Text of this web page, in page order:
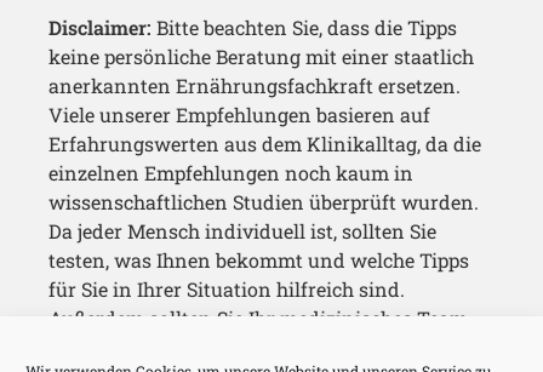
Disclaimer: Bitte beachten Sie, dass die Tipps
keine persönliche Beratung mit einer staatlich
anerkannten Ernährungsfachkraft ersetzen.
Viele unserer Empfehlungen basieren auf
Erfahrungswerten aus dem Klinikalltag, da die
einzelnen Empfehlungen noch kaum in
wissenschaftlichen Studien überprüft wurden.
Da jeder Mensch individuell ist, sollten Sie
testen, was Ihnen bekommt und welche Tipps
für Sie in Ihrer Situation hilfreich sind.
Außerdem sollten Sie Ihr medizinisches Team